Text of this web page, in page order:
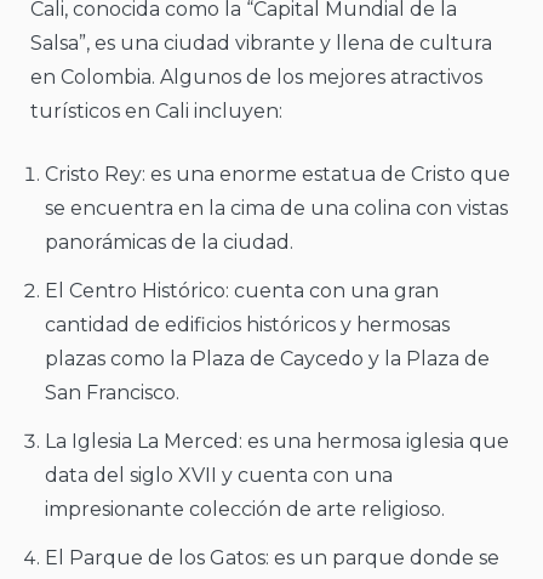
Cali, conocida como la “Capital Mundial de la
Salsa”, es una ciudad vibrante y llena de cultura
en Colombia. Algunos de los mejores atractivos
turísticos en Cali incluyen:
Cristo Rey: es una enorme estatua de Cristo que
se encuentra en la cima de una colina con vistas
panorámicas de la ciudad.
El Centro Histórico: cuenta con una gran
cantidad de edificios históricos y hermosas
plazas como la Plaza de Caycedo y la Plaza de
San Francisco.
La Iglesia La Merced: es una hermosa iglesia que
data del siglo XVII y cuenta con una
impresionante colección de arte religioso.
El Parque de los Gatos: es un parque donde se